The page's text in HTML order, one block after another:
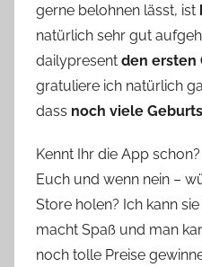
gerne belohnen lässt, ist
natürlich sehr gut
dailypresent den ersten
gratuliere ich natürlich
dass noch viele
Kennt Ihr die App
Euch und wenn nein –
Store holen? Ich kann
macht Spaß und man
noch tolle Preise